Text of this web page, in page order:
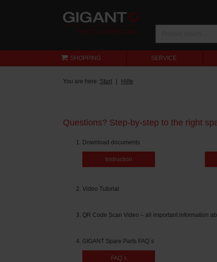
SHOPPING SERVICE
You are here: Start Hilfe
Questions? Step-by-step to the right
Download documents
Instruction
Video Tutorial
QR Code Scan Video – all important information
GIGANT Spare Parts FAQ´s
FAQ´s